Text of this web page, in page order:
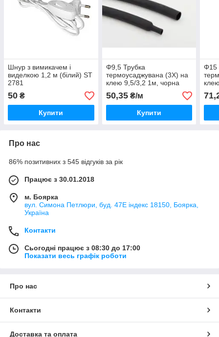
Шнур з вимикачем і
виделкою 1,2 м (білий) ST
2781
50 ₴
Купити
Φ9,5 Трубка
термоусаджувана (3Х) на
клею 9,5/3,2 1м, чорна
50,35₴/м
Купити
Φ15
Про нас
86% позитивних з 545 відгуків за рік
Працює з 30.01.2018
м. Боярка
вул. Симона Петлюри, буд. 47Е індекс 18150, Боярка,
Україна
Контакти
Сьогодні працює з 08:30 до 17:00
Показати весь графік роботи
Про нас
Контакти
Доставка та оплата